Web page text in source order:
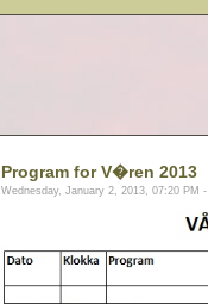
Program for V�ren 2013
Wednesday, January 2, 2013, 07:20 PM -